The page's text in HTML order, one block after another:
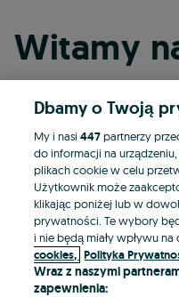
Witamy
Dbamy o Twoją
My i nasi447partnerzy
do informacji na
plikach cookie w celu
Użytkownik może
klikając poniżej lub w
prywatności. Te wybory
i nie będą miały wpływu na
cookies, Polityka
Wraz z naszymi
zapewnienia: